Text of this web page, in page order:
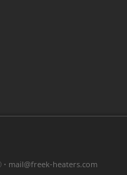
moc.sretaeh-keerf@liam